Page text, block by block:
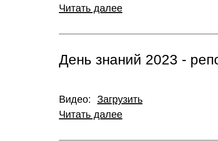
Читать далее
День знаний 2023 -
Видео: Загрузить
Читать далее